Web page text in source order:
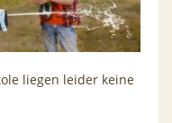
liegen leider keine